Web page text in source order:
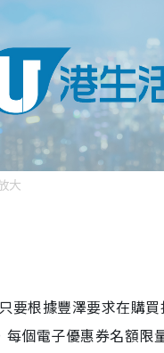
大
要根據豐澤要求在購
個電子優惠券名額限